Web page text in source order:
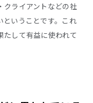
クライアントなどの社
ということです。これ
たして有益に使われて